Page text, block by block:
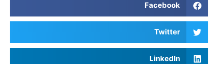
Facebook
Twitter
LinkedIn